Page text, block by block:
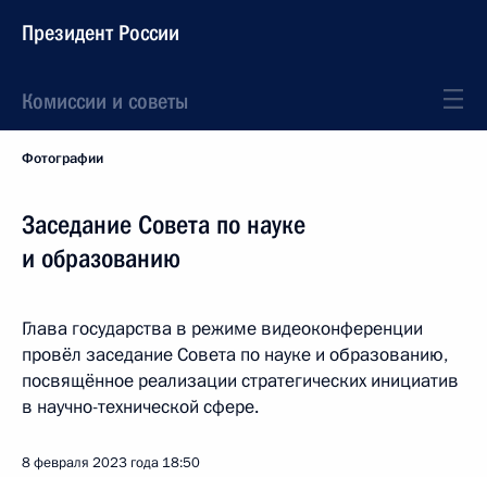
Президент России
Комиссии и советы
Фотографии
Заседание Совета по науке
и образованию
Глава государства в режиме видеоконференции
провёл заседание Совета по науке и образованию,
посвящённое реализации стратегических инициатив
в научно-технической сфере.
8 февраля 2023 года 18:50